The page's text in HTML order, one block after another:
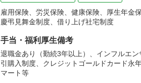
雇用保険、労災保険、健康保険、厚生年金
慶弔見舞金制度、借り上げ社宅制度
手当・福利厚生備考
退職金あり（勤続3年以上）、インフルエ
引購入制度、クレジットゴールドカード永
マート等